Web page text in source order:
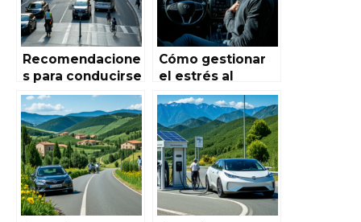
Recomendacione
s para conducirse
de forma
eficiente en el
tráfico urbano:
Guía completa
para conductores
en España
Cómo gestionar
el estrés al
conducir en
España: Guía
completa para
una conducción
tranquila en
Autoworld de
España